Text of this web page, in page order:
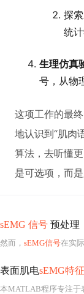
探
统
生理仿真
号，从物
这项工作的最
地认识到“肌肉
算法，去听懂
是可选项，而是
sEMG 信号 预处理
然而， sEMG信号在实
表面肌电sEMG特征
本MATLAB程序专注于